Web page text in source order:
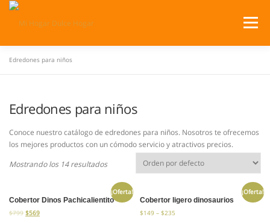
Saltar
contenido
Menú
¿DÓNDE ESTAMOS? CATÁLOGOS
Edredones para niños
Edredones para niños
Conoce nuestro catálogo de edredones para niños. Nosotros te ofrecemos
los mejores productos con un cómodo servicio y atractivos precios.
Mostrando los 14 resultados
¡Oferta!
Cobertor Dinos Pachicalientito
$799 $569
¡Oferta!
Cobertor ligero dinosaurios
$149 –$235